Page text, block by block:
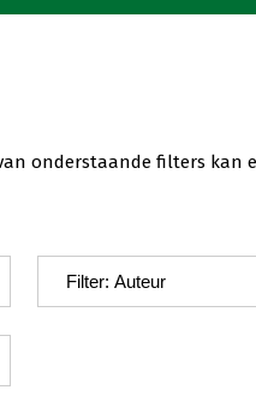
onderstaande filters kan